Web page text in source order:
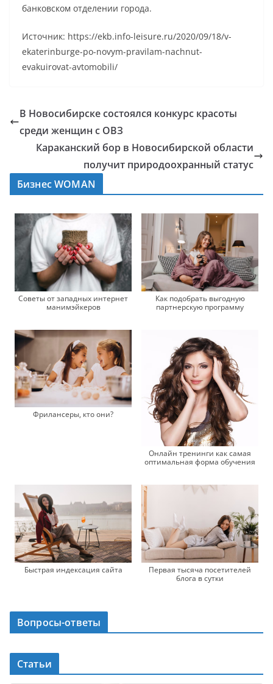
банковском отделении города.
Источник: https://ekb.info-leisure.ru/2020/09/18/v-
ekaterinburge-po-novym-pravilam-nachnut-
evakuirovat-avtomobili/
В Новосибирске состоялся конкурс красоты
среди женщин с ОВЗ
Караканский бор в Новосибирской области
получит природоохранный статус
Бизнес WOMAN
Советы от западных интернет
манимэйкеров
Как подобрать выгодную
партнерскую программу
Фрилансеры, кто они?
Онлайн тренинги как самая
оптимальная форма обучения
Быстрая индексация сайта
Первая тысяча посетителей
блога в сутки
Вопросы-ответы
Статьи